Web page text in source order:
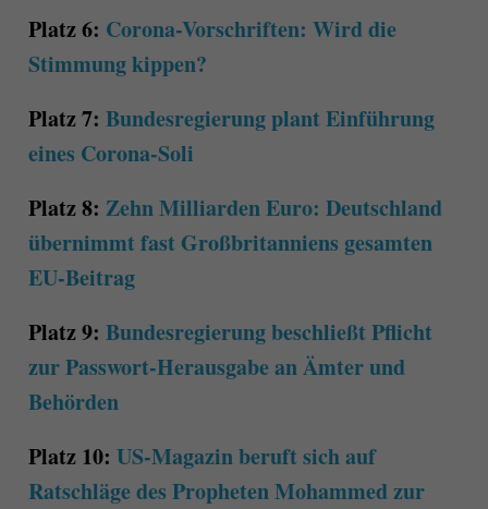
Platz 6: Corona-Vorschriften: Wird die
Stimmung kippen?
Platz 7: Bundesregierung plant Einführung
eines Corona-Soli
Platz 8: Zehn Milliarden Euro: Deutschland
übernimmt fast Großbritanniens gesamten
EU-Beitrag
Platz 9: Bundesregierung beschließt Pflicht
zur Passwort-Herausgabe an Ämter und
Behörden
Platz 10: US-Magazin beruft sich auf
Ratschläge des Propheten Mohammed zur